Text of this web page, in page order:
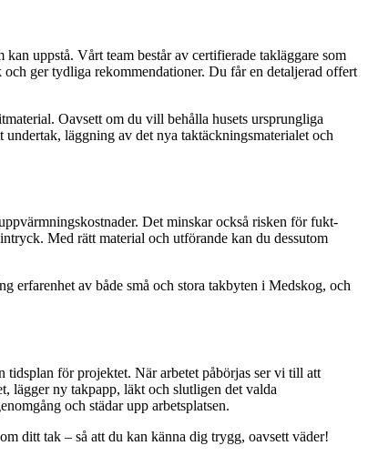
uppstå. Vårt team består av certifierade takläggare som
ger tydliga rekommendationer. Du får en detaljerad offert
Oavsett om du vill behålla husets ursprungliga
läggning av det nya taktäckningsmaterialet och
Det minskar också risken för fukt-
Med rätt material och utförande kan du dessutom
erfarenhet av både små och stora takbyten i Medskog, och
för projektet. När arbetet påbörjas ser vi till att
lägger ny takpapp, läkt och slutligen det valda
och städar upp arbetsplatsen.
ditt tak – så att du kan känna dig trygg, oavsett väder!